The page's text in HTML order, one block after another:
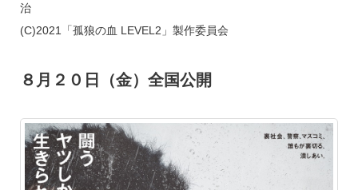
治
(C)2021「孤狼の血 LEVEL2」製作委員会
８月２０日（金）全国公開